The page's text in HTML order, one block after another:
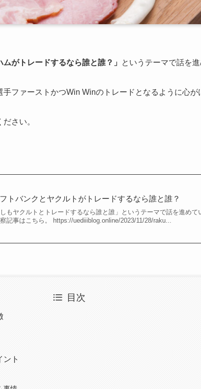
がトレードするなら誰と誰？」 というテーマで話を進
ファーストかつWin Winのトレードとなるように心が
さい。
トバンクとヤクルトがトレードするなら誰と誰？
もヤクルトとトレードするなら誰と誰」というテーマで話を進めて
記事はこちら。 https://uediiiblog.online/2023/11/28/raku...
目次
ント